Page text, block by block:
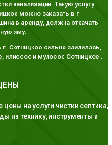
канализации. Такую услугу
можно заказать в г.
в аренду, должна откачать
яму.
Сотницкое сильно заилилась,
илиссос и мулосос Сотницкое .
цены на услуги чистки септика,
на технику, инструменты и